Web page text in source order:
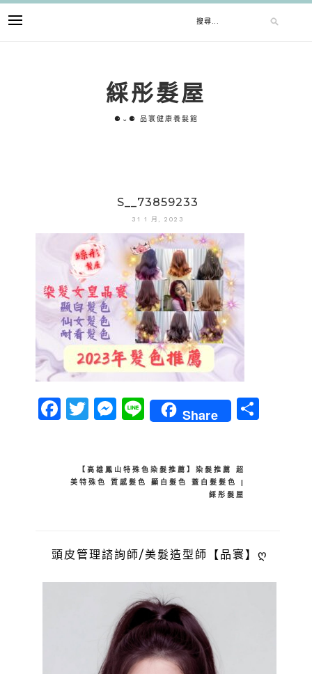
關
綵彤髮屋
⚈⌄⚈ 品寰健康養髮館
S__73859233
31 1 月, 2023
Facebook
Twitter
Messenger
LineShare
分
【高雄鳳山特殊色染髮推薦】染髮推薦 超
美特殊色 質感髮色 顯白髮色 蓋白髮髮色 |
綵彤髮屋
頭皮管理諮詢師/美髮造型師【品寰】ღ